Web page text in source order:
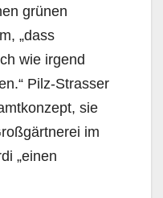
grünen
„dass
wie irgend
Pilz-Strasser
sie
im
„einen